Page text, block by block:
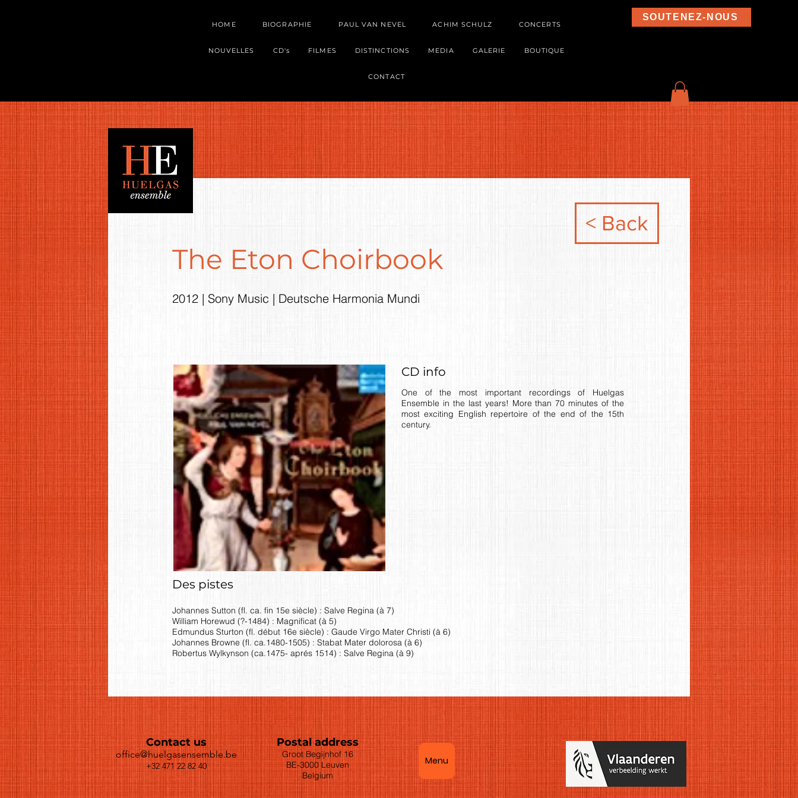
HOME BIOGRAPHIE PAUL VAN NEVEL ACHIM SCHULZ CONCERTS
NOUVELLES CD's FILMES DISTINCTIONS MEDIA GALERIE BOUTIQUE
CONTACT
SOUTENEZ-NOUS
< Back
The Eton Choirbook
2012 | Sony Music | Deutsche Harmonia Mundi
CD info
One of the most important recordings of Huelgas
Ensemble in the last years! More than 70 minutes of the
most exciting English repertoire of the end of the 15th
century.
Des pistes
Johannes Sutton (fl. ca. fin 15e siècle) : Salve Regina (à 7)
William Horewud (?-1484) : Magnificat (à 5)
Edmundus Sturton (fl. début 16e siècle) : Gaude Virgo Mater Christi (à 6)
Johannes Browne (fl. ca.1480-1505) : Stabat Mater dolorosa (à 6)
Robertus Wylkynson (ca.1475- aprés 1514) : Salve Regina (à 9)
Contact us
office@huelgasensemble.be
+32 471 22 82 40
Postal address
Groot Begijnhof 16
BE-3000 Leuven
Belgium
Menu